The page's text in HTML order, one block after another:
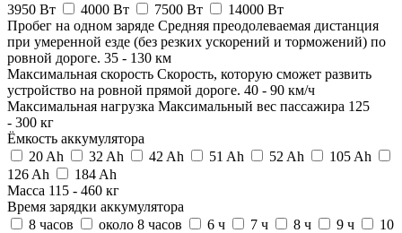
3950 Вт
4000 Вт 7500 Вт
14000 Вт
Пробег на одном заряде Средняя преодолеваемая дистанция
при умеренной езде (без резких ускорений и торможений) по
ровной дороге. 35 - 130 км
Максимальная скорость Скорость, которую сможет развить
устройство на ровной прямой дороге. 40 - 90 км/ч
Максимальная нагрузка Максимальный вес пассажира 125
- 300 кг
Ёмкость аккумулятора
20 Ah
32 Ah 42 Ah 51 Ah 52 Ah
105 Ah
126 Ah
184 Ah
Масса 115 - 460 кг
Время зарядки аккумулятора
8 часов
около 8 часов 6 ч 7 ч 8 ч 9 ч
10